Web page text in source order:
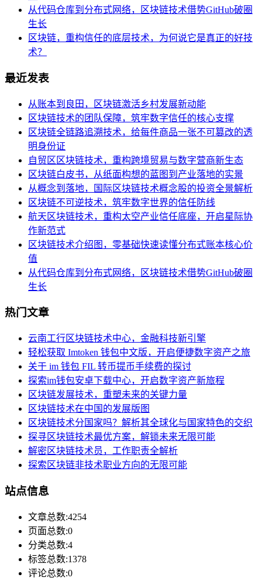
从代码仓库到分布式网络，区块链技术借势GitHub破圈
生长
区块链，重构信任的底层技术，为何说它是真正的好技
术？
最近发表
从账本到良田，区块链激活乡村发展新动能
区块链技术的团队保障，筑牢数字信任的核心支撑
区块链全链路追溯技术，给每件商品一张不可篡改的透
明身份证
自贸区区块链技术，重构跨境贸易与数字营商新生态
区块链白皮书，从纸面构想的蓝图到产业落地的实景
从概念到落地，国际区块链技术概念股的投资全景解析
区块链不可逆技术，筑牢数字世界的信任防线
航天区块链技术，重构太空产业信任底座，开启星际协
作新范式
区块链技术介绍图，零基础快速读懂分布式账本核心价
值
从代码仓库到分布式网络，区块链技术借势GitHub破圈
生长
热门文章
云南工行区块链技术中心，金融科技新引擎
轻松获取 Imtoken 钱包中文版，开启便捷数字资产之旅
关于 im 钱包 FIL 转币提币手续费的探讨
探索im钱包安卓下载中心，开启数字资产新旅程
区块链发展技术，重塑未来的关键力量
区块链技术在中国的发展版图
区块链技术分国家吗？解析其全球化与国家特色的交织
探寻区块链技术最优方案，解锁未来无限可能
解密区块链技术员，工作职责全解析
探索区块链非技术职业方向的无限可能
站点信息
文章总数:4254
页面总数:0
分类总数:4
标签总数:1378
评论总数:0